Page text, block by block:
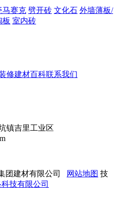
马赛克 劈开砖 文化石 外墙薄板/
板 室内砖
修建材百科联系我们
镇吉里工业区
团建材有限公司 网站地图 技
技有限公司